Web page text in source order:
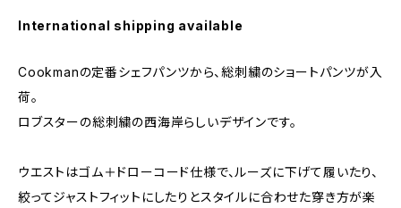
International shipping available
Cookmanの定番シェフパンツから、総刺繍のショートパンツが入
荷。
ロブスターの総刺繍の西海岸らしいデザインです。
ウエストはゴム＋ドローコード仕様で、ルーズに下げて履いたり、
絞ってジャストフィットにしたりとスタイルに合わせた穿き方が楽